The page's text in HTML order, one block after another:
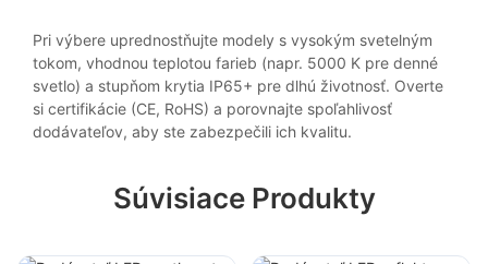
Pri výbere uprednostňujte modely s vysokým svetelným
tokom, vhodnou teplotou farieb (napr. 5000 K pre denné
svetlo) a stupňom krytia IP65+ pre dlhú životnosť. Overte
si certifikácie (CE, RoHS) a porovnajte spoľahlivosť
dodávateľov, aby ste zabezpečili ich kvalitu.
Súvisiace Produkty